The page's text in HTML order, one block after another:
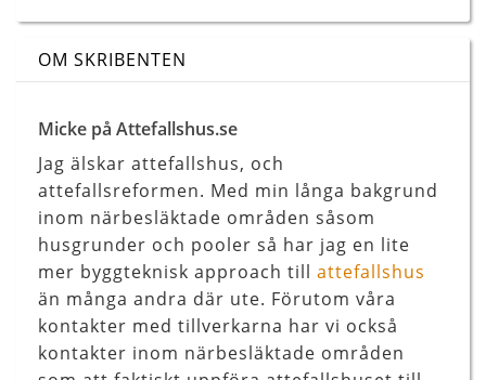
OM SKRIBENTEN
Micke på Attefallshus.se
Jag älskar attefallshus, och
attefallsreformen. Med min långa bakgrund
inom närbesläktade områden såsom
husgrunder och pooler så har jag en lite
mer byggteknisk approach till attefallshus
än många andra där ute. Förutom våra
kontakter med tillverkarna har vi också
kontakter inom närbesläktade områden